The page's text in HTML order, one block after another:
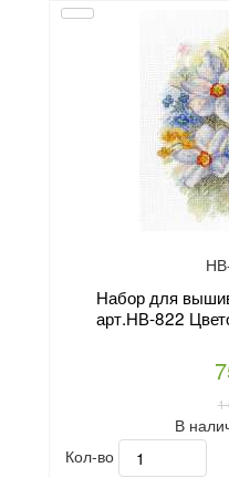
Набор для
арт.НВ-822
1
В
Кол-во